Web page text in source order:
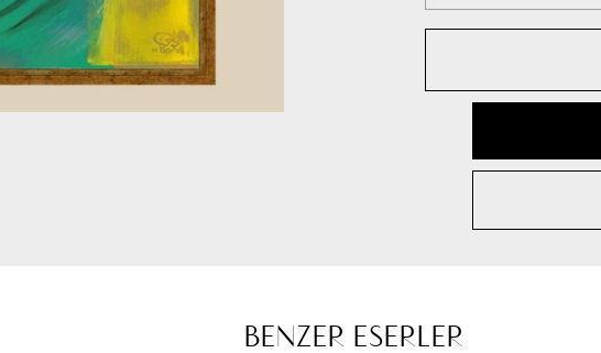
BENZER ESERLER